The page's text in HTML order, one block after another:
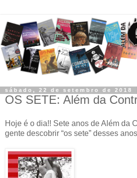
sábado, 22 de setembro de 2018
OS SETE: Além da
Hoje é o dia!! Sete anos de Além da
gente descobrir “os sete” desses